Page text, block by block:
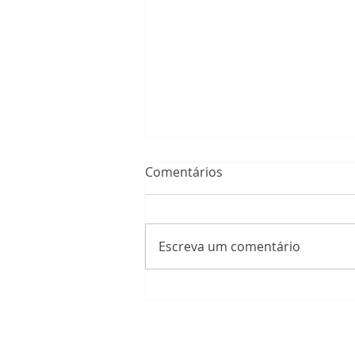
Comentários
Escreva um comentário